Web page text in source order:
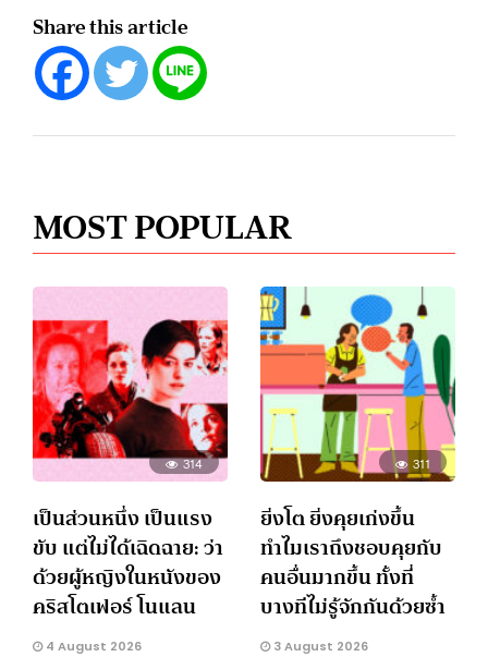
Share this article
MOST POPULAR
314
เป็นส่วนหนึ่ง เป็นแรง
ขับ แต่ไม่ได้เฉิดฉาย: ว่า
ด้วยผู้หญิงในหนังของ
คริสโตเฟอร์ โนแลน
4 August 2026
311
ยิ่งโต ยิ่งคุยเก่งขึ้น
ทำไมเราถึงชอบคุยกับ
คนอื่นมากขึ้น ทั้งที่
บางทีไม่รู้จักกันด้วยซ้ำ
3 August 2026